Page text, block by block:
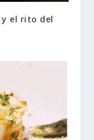
y el rito del